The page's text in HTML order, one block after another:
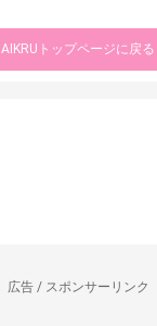
AIKRUトップページに戻る
広告 / スポンサーリンク